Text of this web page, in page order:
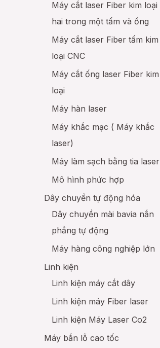
Máy cắt laser Fiber kim loại
hai trong một tấm và ống
Máy cắt laser Fiber tấm kim
loại CNC
Máy cắt ống laser Fiber kim
loại
Máy hàn laser
Máy khắc mạc ( Máy khắc
laser)
Máy làm sạch bằng tia laser
Mô hình phức hợp
Dây chuyền tự động hóa
Dây chuyền mài bavia nắn
phẳng tự động
Máy hàng công nghiệp lớn
Linh kiện
Linh kiện máy cắt dây
Linh kiện máy Fiber laser
Linh kiện Máy Laser Co2
Máy bắn lỗ cao tốc